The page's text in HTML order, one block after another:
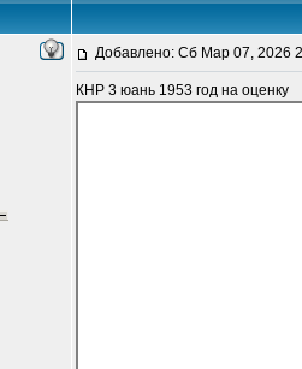
Добавлено: Сб Мар 07, 2026
КНР 3 юань 1953 год на оценку